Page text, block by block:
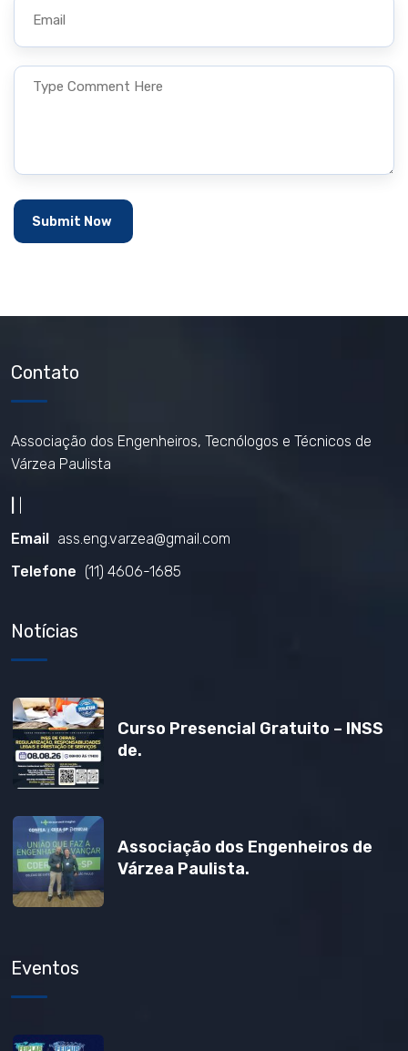
Contato
Associação dos Engenheiros, Tecnólogos e Técnicos de
Várzea Paulista
Email
ass.eng.varzea@gmail.com
Telefone (11) 4606-1685
Notícias
Curso Presencial Gratuito – INSS
de.
Associação dos Engenheiros de
Várzea Paulista.
Eventos